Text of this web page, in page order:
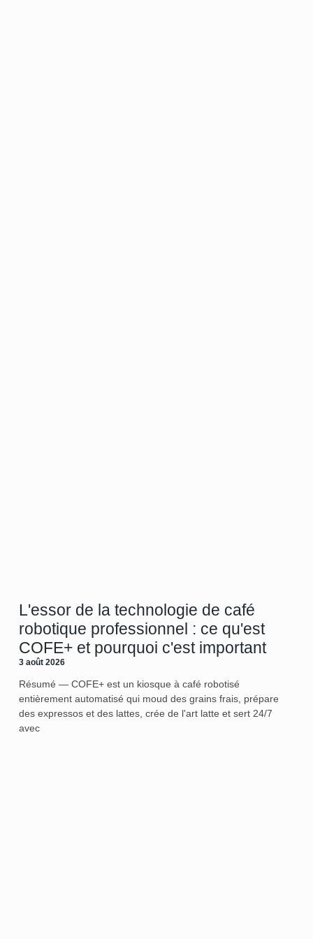
L'essor de la technologie de café
robotique professionnel : ce qu'est
COFE+ et pourquoi c'est important
3 août 2026
Résumé — COFE+ est un kiosque à café robotisé
entièrement automatisé qui moud des grains frais, prépare
des expressos et des lattes, crée de l'art latte et sert 24/7
avec